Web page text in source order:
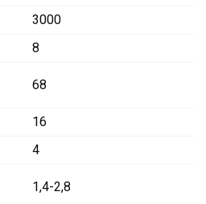
3000
8
68
16
4
1,4-2,8